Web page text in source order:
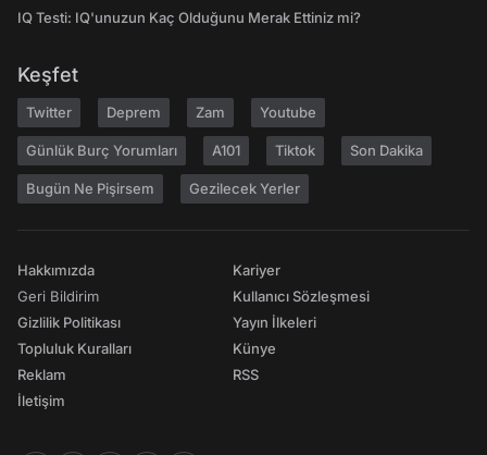
IQ Testi: IQ'unuzun Kaç Olduğunu Merak Ettiniz mi?
Keşfet
Twitter Deprem Zam Youtube
Günlük Burç Yorumları A101 Tiktok Son Dakika
Bugün Ne Pişirsem Gezilecek Yerler
Hakkımızda
Geri Bildirim
Gizlilik Politikası
Topluluk Kuralları
Reklam
İletişim
Kariyer
Kullanıcı Sözleşmesi
Yayın İlkeleri
Künye
RSS